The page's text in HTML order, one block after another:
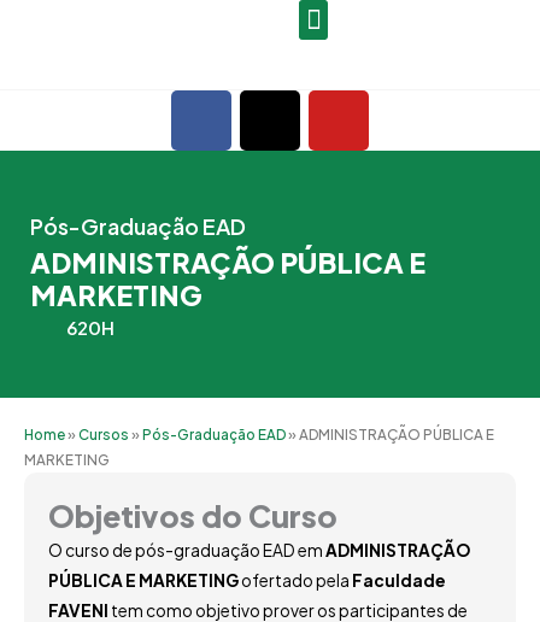
F
c
b
o
o
k
X
t
t
t
Y
u
b
e
Pós-Graduação EAD
ADMINISTRAÇÃO PÚBLICA E
MARKETING
620H
Home»Cursos »Pós-Graduação EAD»ADMINISTRAÇÃO PÚBLICA E
MARKETING
Objetivos do Curso
O curso de pós-graduação EAD emADMINISTRAÇÃO
PÚBLICA E MARKETINGofertado pela Faculdade
FAVENI tem como objetivo prover os participantes de